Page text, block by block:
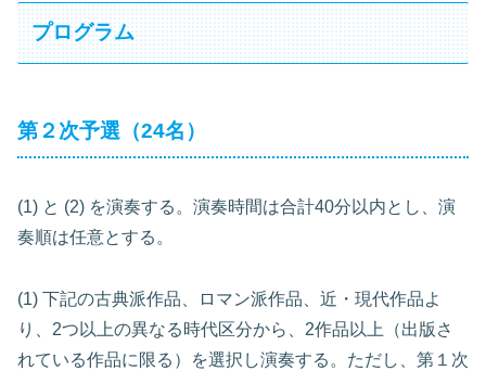
プログラム
第２次予選（24名）
(1) と (2) を演奏する。演奏時間は合計40分以内とし、演
奏順は任意とする。
(1) 下記の古典派作品、ロマン派作品、近・現代作品よ
り、2つ以上の異なる時代区分から、2作品以上（出版さ
れている作品に限る）を選択し演奏する。ただし、第１次